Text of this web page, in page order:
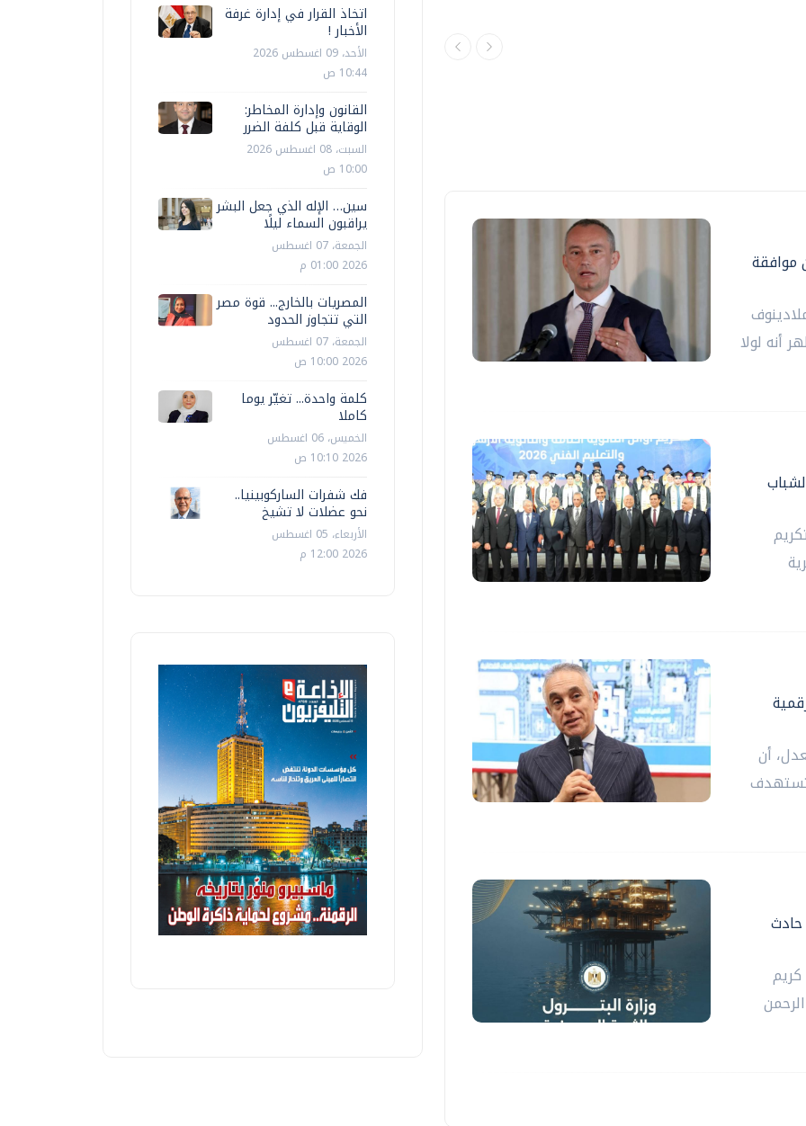
موافقة
أنه لولا
أن
تستهدف
حادث
اتخاذ القرار في إدارة غرفة
الأخبار !
الأحد، 09 اغسطس 2026
10:44 ص
القانون وإدارة المخاطر:
الوقاية قبل كلفة الضرر
السبت، 08 اغسطس 2026
10:00 ص
سين… الإله الذي جعل البشر
يراقبون السماء ليلًا
الجمعة، 07 اغسطس
2026 01:00 م
المصريات بالخارج... قوة مصر
التي تتجاوز الحدود
الجمعة، 07 اغسطس
2026 10:00 ص
كلمة واحدة... تغيّر يوما
كاملا
الخميس، 06 اغسطس
2026 10:10 ص
فك شفرات الساركوبينيا..
نحو عضلات لا تشيخ
الأربعاء، 05 اغسطس
2026 12:00 م